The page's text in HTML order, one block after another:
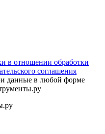
в отношении обработки
соглашения
данные в любой форме